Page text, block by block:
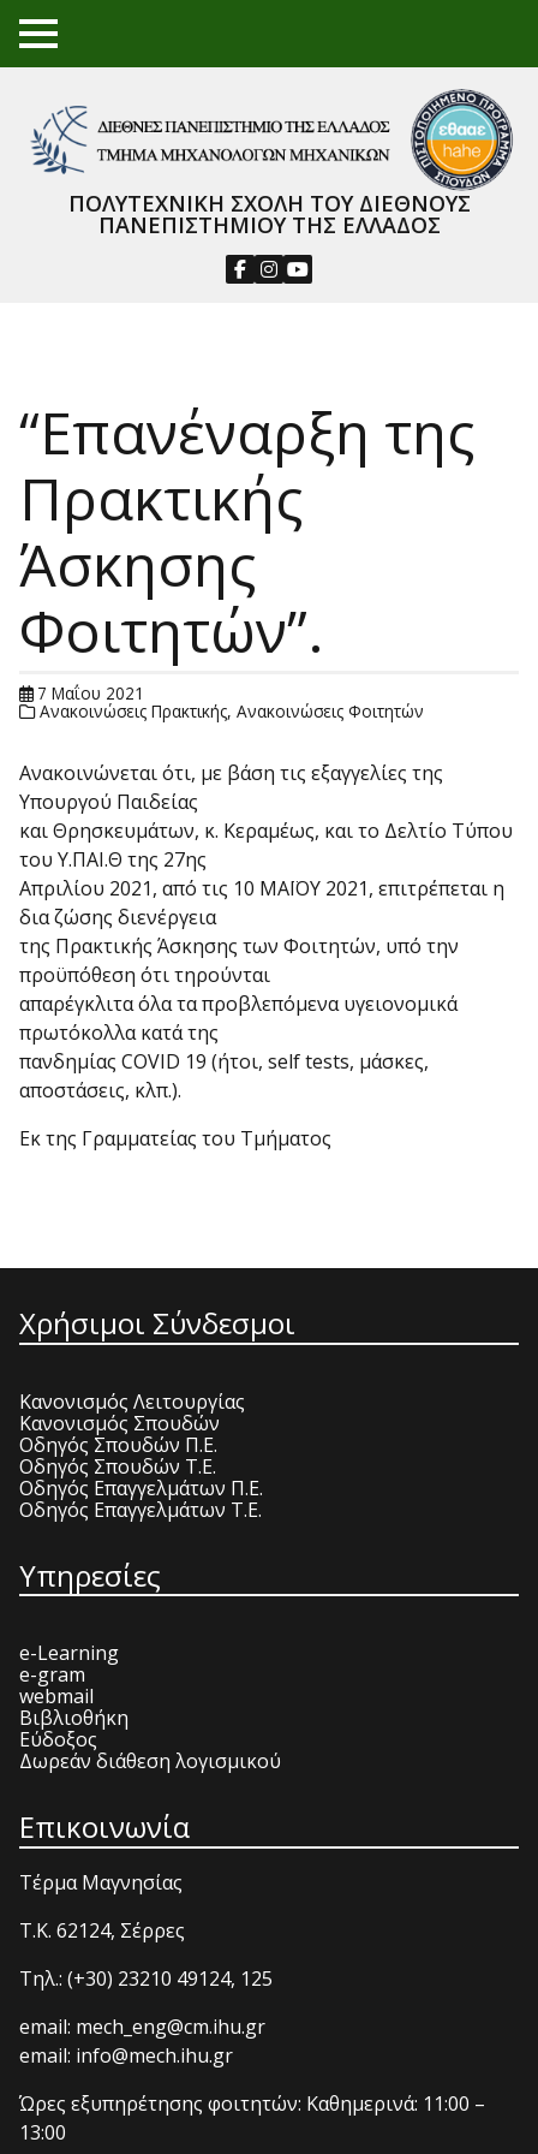
TO
GGL
NU
ΠΟΛΥΤΕΧΝΙΚΗ ΣΧΟΛΗ ΤΟΥ ΔΙΕΘΝΟΥΣ
ΠΑΝΕΠΙΣΤΗΜΙΟΥ ΤΗΣ ΕΛΛΑΔΟΣ
“Επανέναρξη της
Πρακτικής
Άσκησης
Φοιτητών”.
7 Μαΐου 2021
Ανακοινώσεις Πρακτικής,Ανακοινώσεις Φοιτητών
Ανακοινώνεται ότι, με βάση τις εξαγγελίες της
Υπουργού Παιδείας
και Θρησκευμάτων, κ. Κεραμέως, και το Δελτίο Τύπου
του Υ.ΠΑΙ.Θ της 27ης
Απριλίου 2021, από τις 10 ΜΑΪΟΥ 2021, επιτρέπεται η
δια ζώσης διενέργεια
της Πρακτικής Άσκησης των Φοιτητών, υπό την
προϋπόθεση ότι τηρούνται
απαρέγκλιτα όλα τα προβλεπόμενα υγειονομικά
πρωτόκολλα κατά της
πανδημίας COVID 19 (ήτοι, self tests, μάσκες,
αποστάσεις, κλπ.).
Εκ της Γραμματείας του Τμήματος
Χρήσιμοι Σύνδεσμοι
Κανονισμός Λειτουργίας
Κανονισμός Σπουδών
Οδηγός Σπουδών Π.Ε.
Οδηγός Σπουδών Τ.Ε.
Οδηγός Επαγγελμάτων Π.Ε.
Οδηγός Επαγγελμάτων Τ.Ε.
Υπηρεσίες
e-Learning
e-gram
webmail
Βιβλιοθήκη
Εύδοξος
Δωρεάν διάθεση λογισμικού
Επικοινωνία
Τέρμα Μαγνησίας
T.K. 62124, Σέρρες
Τηλ.: (+30) 23210 49124, 125
email: mech_eng@cm.ihu.gr
email: info@mech.ihu.gr
Ώρες εξυπηρέτησης φοιτητών: Καθημερινά: 11:00 –
13:00